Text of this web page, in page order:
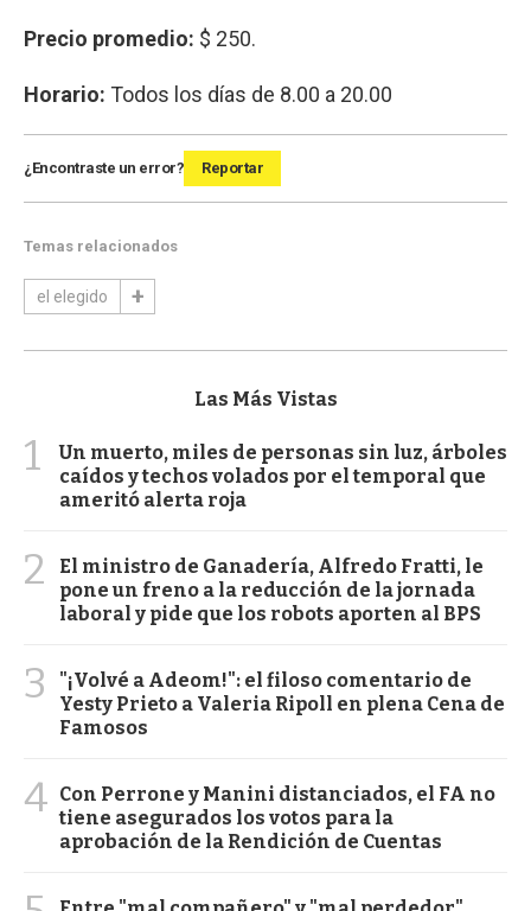
Precio promedio: $ 250.
Horario: Todos los días de 8.00 a 20.00
¿Encontraste un error? Reportar
Temas relacionados
el elegido
Las Más Vistas
1
Un muerto, miles de personas sin luz, árboles
caídos y techos volados por el temporal que
ameritó alerta roja
2
El ministro de Ganadería, Alfredo Fratti, le
pone un freno a la reducción de la jornada
laboral y pide que los robots aporten al BPS
3
"¡Volvé a Adeom!": el filoso comentario de
Yesty Prieto a Valeria Ripoll en plena Cena de
Famosos
4 Con Perrone y Manini distanciados, el FA no
tiene asegurados los votos para la
aprobación de la Rendición de Cuentas